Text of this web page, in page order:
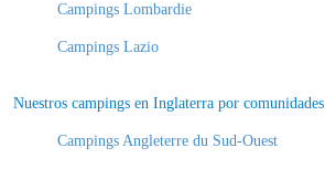
Campings Lombardie
Campings Lazio
Nuestros campings en Inglaterra por
Campings Angleterre du Sud-Ouest